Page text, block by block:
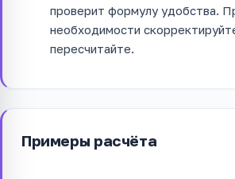
проверит формулу удобства.
необходимости
пересчитайте.
Примеры расчёта